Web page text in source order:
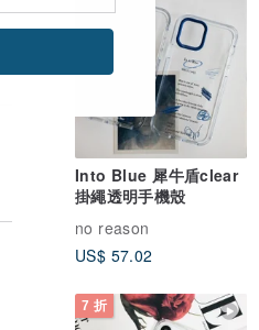
Into Blue 犀牛盾clear
掛繩透明手機殼
no reason
US$ 57.02
7 折